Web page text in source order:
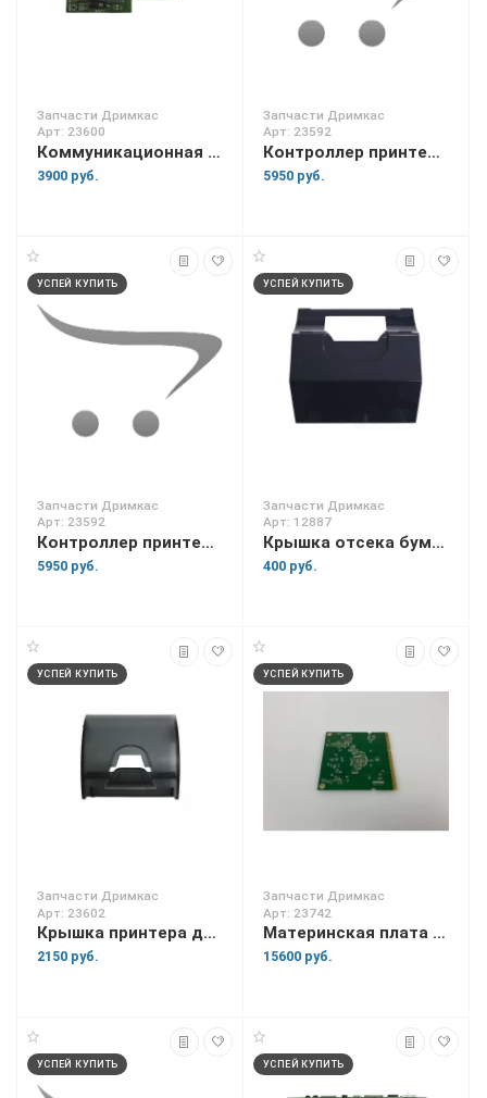
Запчасти Дримкас
Арт: 23600
Коммуникационная плата (WiFi, USB) для Вики Мини
3900 руб.
Запчасти Дримкас
Арт: 23592
Контроллер принтера для Вики Tower 10
5950 руб.
УСПЕЙ КУПИТЬ
Запчасти Дримкас
Арт: 23592
Контроллер принтера для Вики Tower 15
5950 руб.
УСПЕЙ КУПИТЬ
Запчасти Дримкас
Арт: 12887
Крышка отсека бумаги для Касса Ф
400 руб.
УСПЕЙ КУПИТЬ
Запчасти Дримкас
Арт: 23602
Крышка принтера для Вики Мини
2150 руб.
УСПЕЙ КУПИТЬ
Запчасти Дримкас
Арт: 23742
Материнская плата для Вики Tower 10
15600 руб.
УСПЕЙ КУПИТЬ УСПЕЙ КУПИТЬ